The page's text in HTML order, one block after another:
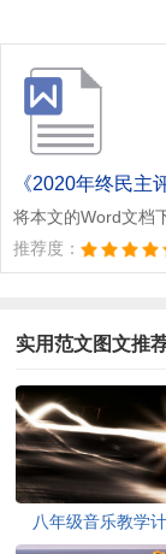
将本文的Word文档
推荐度：
实用范文图文推
八年级音乐教学